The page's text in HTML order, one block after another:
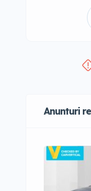
Anunturi